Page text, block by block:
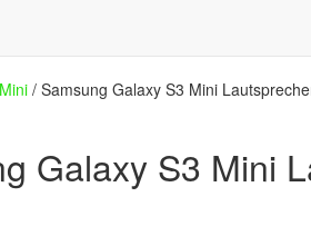
/ Samsung Galaxy S3 Mini
Galaxy S3 Mini